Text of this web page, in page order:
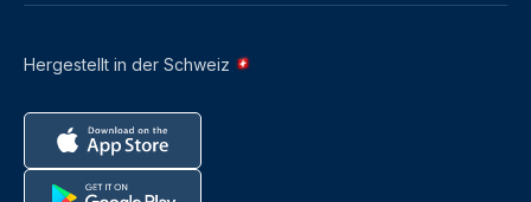
Hergestellt in der Schweiz